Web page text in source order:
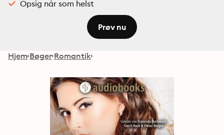
Opsig når som helst
Prøv nu
Hjem Bøger Romantik